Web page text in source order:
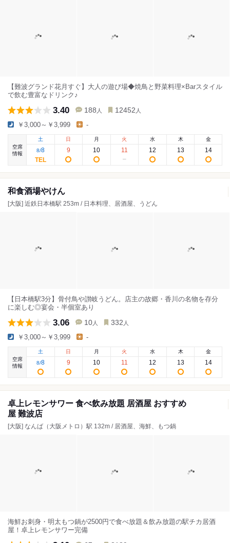
【難波グランド花月すぐ】大人の遊び場◆焼鳥と野菜料理×Barスタイル
で飲む豊富なドリンク♪
3.40 188 人 12452 人
￥3,000～￥3,999 -
空席
情報
土
8/8
日
9
月
10
火
11
水
12
木
13
金
14
和食酒場やけん
[大阪] 近鉄日本橋駅 253m / 日本料理、居酒屋、うどん
【日本橋駅3分】骨付鳥や讃岐うどん。店主の故郷・香川の名物を存分
に楽しむ◎宴会・半個室あり
3.06 10 人 332 人
￥3,000～￥3,999 -
空席
情報
土
8/8
日
9
月
10
火
11
水
12
木
13
金
14
卓上レモンサワー 食べ飲み放題 居酒屋 おすすめ
屋 難波店
[大阪] なんば（大阪メトロ）駅 132m / 居酒屋、海鮮、もつ鍋
海鮮お刺身・明太もつ鍋が2500円で食べ放題＆飲み放題の駅チカ居酒
屋！卓上レモンサワー完備